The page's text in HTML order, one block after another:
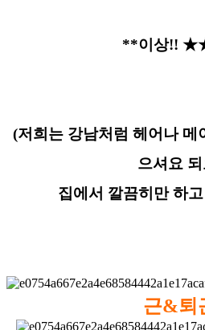
**이상!!
(저희는 강남처럼 헤어나 메
으셔요
집에서 깔끔히만 하
근&퇴